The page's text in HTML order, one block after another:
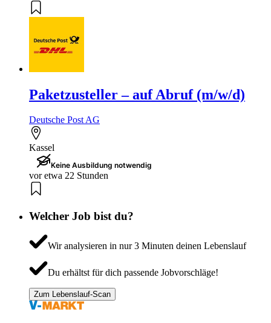
Paketzusteller – auf Abruf (m/w/d)
Deutsche Post AG
Kassel
Keine Ausbildung notwendig
vor etwa 22 Stunden
Welcher Job bist du?
Wir analysieren in nur 3 Minuten deinen Lebenslauf
Du erhältst für dich passende Jobvorschläge!
Zum Lebenslauf-Scan